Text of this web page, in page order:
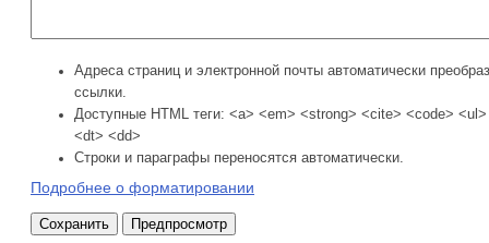
Адреса страниц и электронной почты автоматически
ссылки.
Доступные HTML теги: <a> <em> <strong> <cite> <code>
<dt> <dd>
Строки и параграфы переносятся автоматически.
Подробнее о форматировании